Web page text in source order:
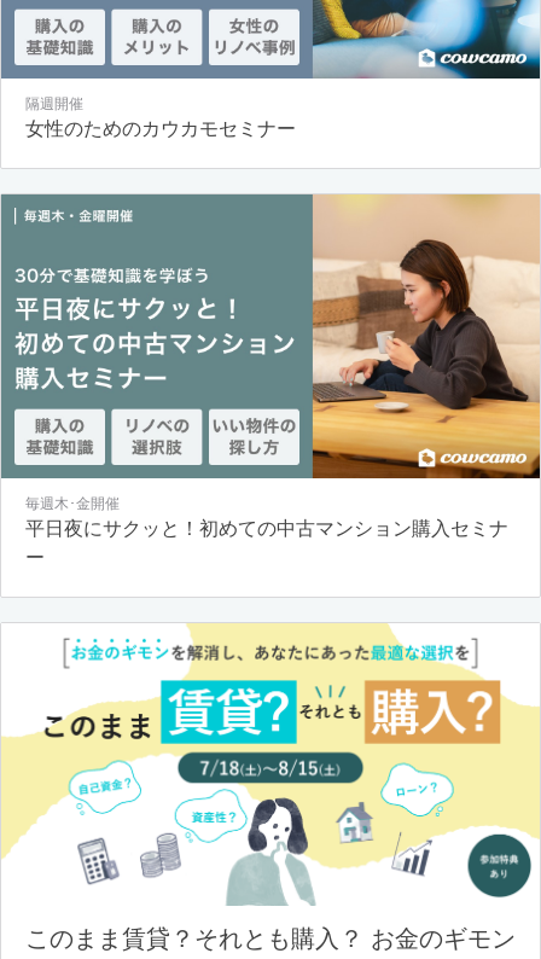
隔週開催
女性のためのカウカモセミナー
毎週木･金開催
平日夜にサクッと！初めての中古マンション購入セミナ
ー
このまま賃貸？それとも購入？ お金のギモン